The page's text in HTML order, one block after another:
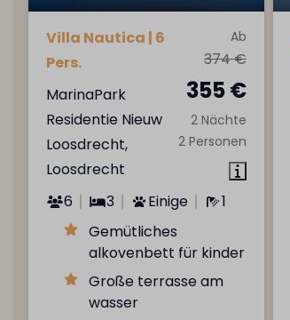
Ab
374 €
355 €
2 Nächte
2 Personen
Villa Nautica | 6
Pers.
MarinaPark
Residentie Nieuw
Loosdrecht,
Loosdrecht
6
3 Einige
1
Gemütliches
alkovenbett für kinder
Große terrasse am
wasser